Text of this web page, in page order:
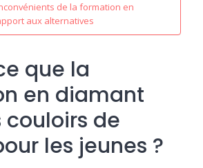
de la formation en
aux alternatives
que la
en diamant
couloirs de
les jeunes ?